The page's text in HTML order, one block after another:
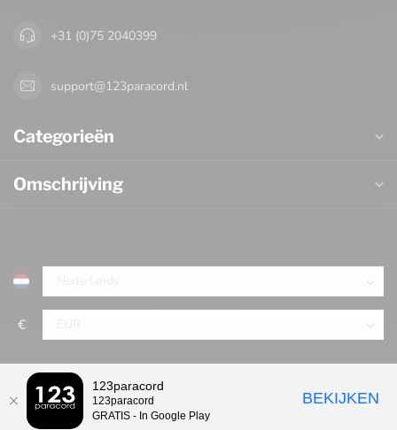
+31 (0)75 2040399
support@123paracord.nl
Categorieën
Omschrijving
€
123paracord
123paracord
GRATIS - In Google Play
BEKIJKEN